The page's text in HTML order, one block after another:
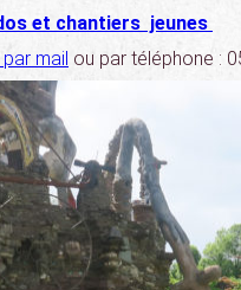
et chantiers jeunes
mail ou par téléphone :